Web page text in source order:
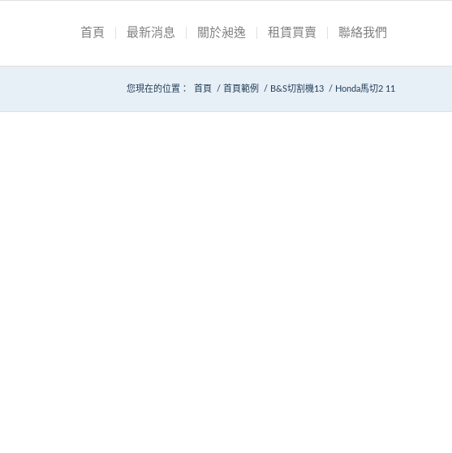
首頁 最新消息 關於昶逸 租賃買賣 聯絡我們
您現在的位置： 首頁 / 首頁範例 / B&S切割機13 / Honda馬切2 11